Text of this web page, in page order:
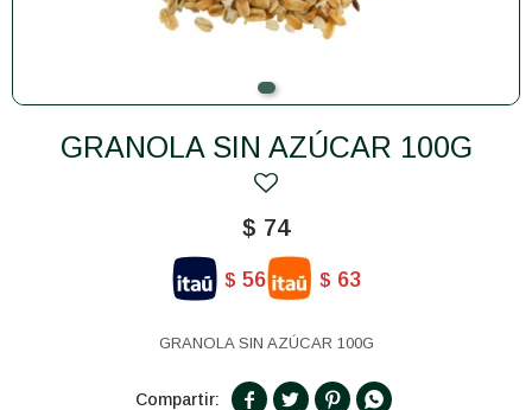
GRANOLA SIN AZÚCAR 100G
$ 74
$ 56 $ 63
GRANOLA SIN AZÚCAR 100G
   